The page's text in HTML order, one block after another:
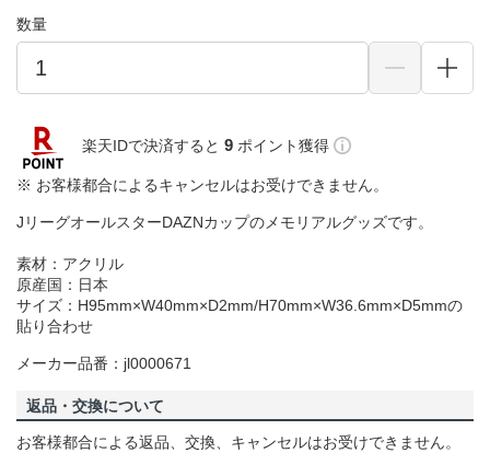
数量
楽天IDで決済すると 9 ポイント獲得
※ お客様都合によるキャンセルはお受けできません。
JリーグオールスターDAZNカップのメモリアルグッズです。
素材：アクリル
原産国：日本
サイズ：H95mm×W40mm×D2mm/H70mm×W36.6mm×D5mmの
貼り合わせ
メーカー品番：jl0000671
返品・交換について
お客様都合による返品、交換、キャンセルはお受けできません。